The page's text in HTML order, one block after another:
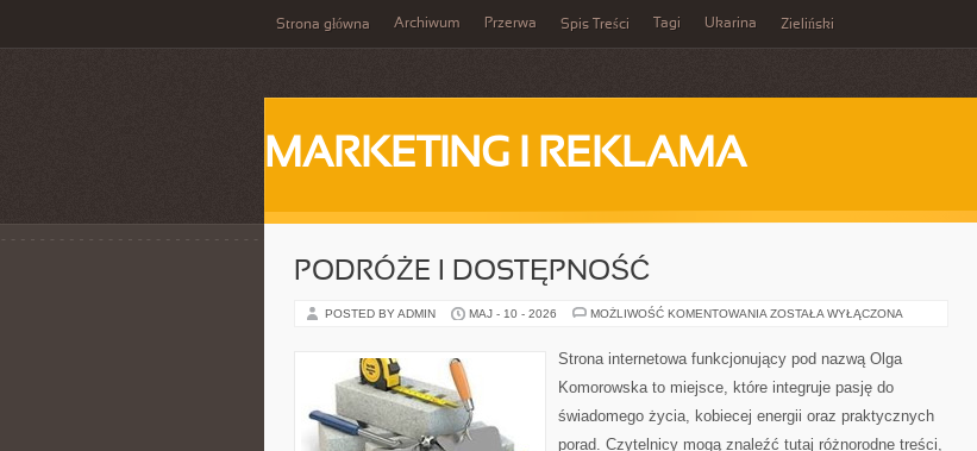
Strona główna Archiwum Przerwa Spis Treści Tagi Ukarina Zieliński
MARKETING I REKLAMA
PODRÓŻE I DOSTĘPNOŚĆ
POSTED BY ADMIN MAJ - 10 - 2026 MOŻLIWOŚĆ KOMENTOWANIA PODRÓŻE
ZOSTAŁA WYŁĄCZONA
Strona internetowa funkcjonujący pod nazwą Olga
Komorowska to miejsce, które integruje pasję do
świadomego życia, kobiecej energii oraz praktycznych
porad. Czytelnicy mogą znaleźć tutaj różnorodne treści,